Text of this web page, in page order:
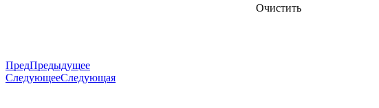
Очистить
ПредПредыдущее
СледующееСледующая